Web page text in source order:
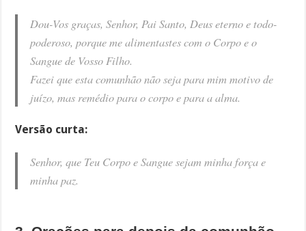
Dou-Vos graças, Senhor, Pai Santo, Deus eterno e todo-
poderoso, porque me alimentastes com o Corpo e o
Sangue de Vosso Filho.
Fazei que esta comunhão não seja para mim motivo de
juízo, mas remédio para o corpo e para a alma.
Versão curta:
Senhor, que Teu Corpo e Sangue sejam minha força e
minha paz.